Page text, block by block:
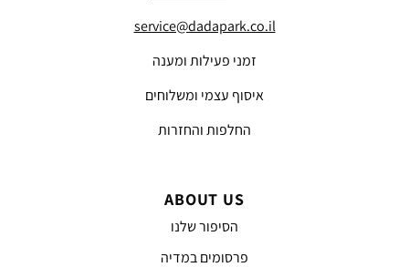
service@dadapark.co.il
זמני פעילות ומענה
איסוף עצמי ומשלוחים
החלפות והחזרות
ABOUT US
הסיפור שלנו
פרסומים במדיה